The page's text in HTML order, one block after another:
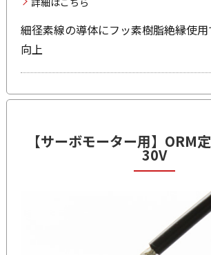
細径素線の導体にフッ素樹脂絶縁使
向上
【サーボモーター用】 ORM
30V